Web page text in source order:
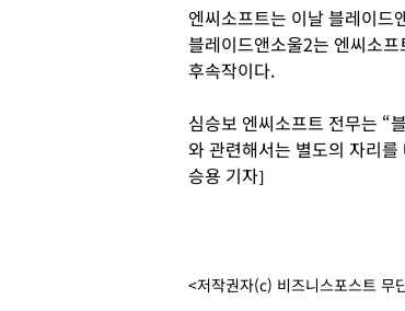
엔씨소프트는 이날 블레이드
블레이드앤소울2는 엔씨소프
후속작이다.
심승보 엔씨소프트 전무는 “
와 관련해서는 별도의 자리
승용 기자]
<저작권자(c) 비즈니스포스트 무